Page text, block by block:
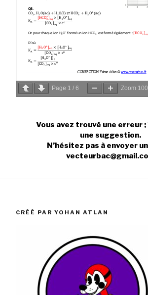
Page 1 / 6 Zoom
Vous avez trouvé une erreur ;
une suggestion.
N’hésitez pas à envoyer
CRÉÉ PAR YOHAN ATLAN